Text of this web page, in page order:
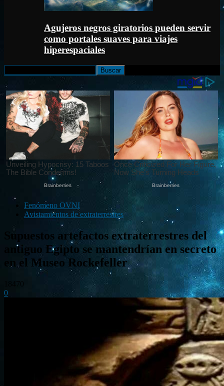
Agujeros negros giratorios pueden servir
como portales suaves para viajes
hiperespaciales
Fenómeno OVNI
Avistamientos de extraterrestres
Supuestos artefactos extraterrestres del
antiguo Egipto se mantendrían en secreto
en el Museo Rockefeller
0